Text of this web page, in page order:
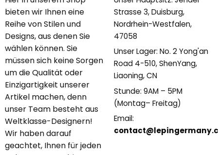
bieten wir Ihnen eine
Reihe von Stilen und
Designs, aus denen Sie
wählen können. Sie
müssen sich keine Sorgen
um die Qualität oder
Einzigartigkeit unserer
Artikel machen, denn
unser Team besteht aus
Weltklasse-Designern!
Wir haben darauf
geachtet, Ihnen für jeden
Strasse 3, Duisburg,
Nordrhein-Westfalen,
47058
Unser Lager: No. 2 Yong'an
Road 4-510, ShenYang,
Liaoning, CN
Stunde: 9AM – 5PM
(Montag– Freitag)
Email: